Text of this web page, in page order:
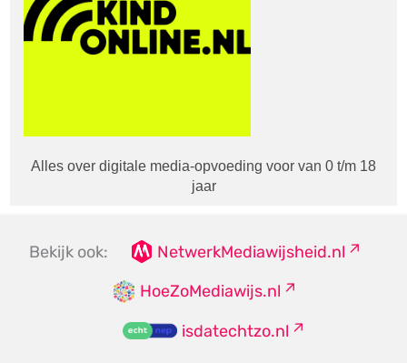
Alles over digitale media-opvoeding voor van 0 t/m 18
jaar
Bekijk ook:
NetwerkMediawijsheid.nl
HoeZoMediawijs.nl
isdatechtzo.nl